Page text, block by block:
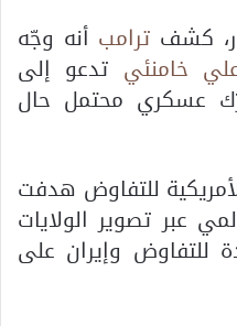
كشف ترامب أنه وجّه
خامنئي تدعو إلى
عسكري محتمل حال
للتفاوض هدفت
عبر تصوير الولايات
للتفاوض وإيران على